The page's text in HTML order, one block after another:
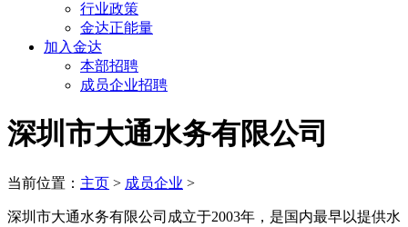
行业政策
金达正能量
加入金达
本部招聘
成员企业招聘
深圳市大通水务有限公司
当前位置： 主页 > 成员企业 >
深圳市大通水务有限公司成立于2003年，是国内最早以提供水